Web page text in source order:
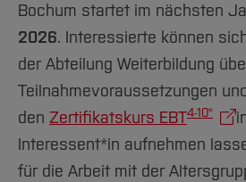
Bochum startet im nächsten
2026. Interessierte können
der Abteilung Weiterbildung
Teilnahmevoraussetzungen
den Zertifikatskurs EBT4-10®
Interessent*in aufnehmen
für die Arbeit mit der